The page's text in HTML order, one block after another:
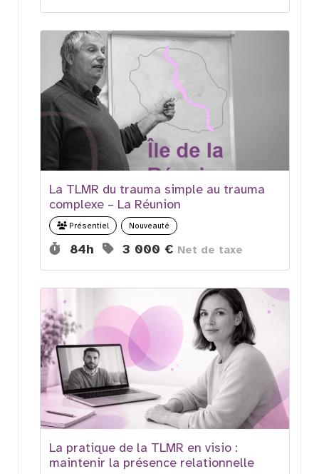
La TLMR du trauma simple au trauma
complexe – La Réunion
Présentiel Nouveauté
Durée :
84h Prix :
3 000 € Net de taxe
La pratique de la TLMR en visio :
maintenir la présence relationnelle